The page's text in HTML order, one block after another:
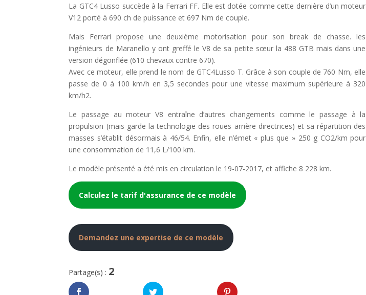
La GTC4 Lusso succède à la Ferrari FF. Elle est dotée comme cette dernière d’un moteur
V12 porté à 690 ch de puissance et 697 Nm de couple.
Mais Ferrari propose une deuxième motorisation pour son break de chasse. les
ingénieurs de Maranello y ont greffé le V8 de sa petite sœur la 488 GTB mais dans une
version dégonflée (610 chevaux contre 670).
Avec ce moteur, elle prend le nom de GTC4Lusso T. Grâce à son couple de 760 Nm, elle
passe de 0 à 100 km/h en 3,5 secondes pour une vitesse maximum supérieure à 320
km/h2.
Le passage au moteur V8 entraîne d’autres changements comme le passage à la
propulsion (mais garde la technologie des roues arrière directrices) et sa répartition des
masses s’établit désormais à 46/54. Enfin, elle n’émet « plus que » 250 g CO2/km pour
une consommation de 11,6 L/100 km.
Le modèle présenté a été mis en circulation le 19-07-2017, et affiche 8 228 km.
Calculez le tarif d'assurance de ce modèle
Demandez une expertise de ce modèle
Partage(s) : 2